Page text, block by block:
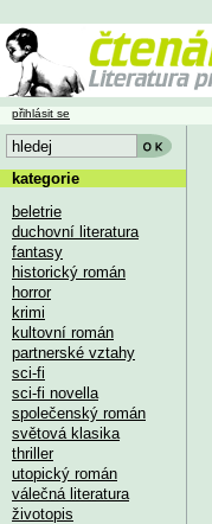
přihlásit se
kategorie
beletrie
duchovní literatura
fantasy
historický román
horror
krimi
kultovní román
partnerské vztahy
sci-fi
sci-fi novella
společenský román
světová klasika
thriller
utopický román
válečná literatura
životopis